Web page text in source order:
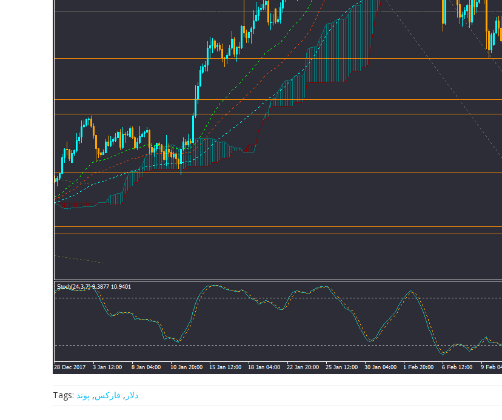
Tags: دلار , فارکس, پوند